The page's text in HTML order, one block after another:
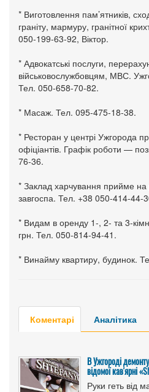
* Виготовлення пам’ятників,
граніту, мармуру, гранітної
050-199-63-92, Віктор.
* Адвокатські послуги,
військовослужбовцям, МВС.
Тел. 050-658-70-82.
* Масаж. Тел. 095-475-18-38.
* Ресторан у центрі Ужгорода
офіціантів. Графік роботи —
76-36.
* Заклад харчування прийме
завгоспа. Тел. +38 050-414-44-
* Видам в оренду 1-, 2- та 3-
грн. Тел. 050-814-94-41.
* Винайму квартиру, будинок.
Коментарі Аналітика
В Ужгороді
відомої кав'ярні
Руки геть від